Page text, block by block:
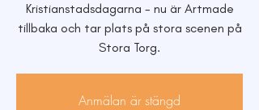
Kristianstadsdagarna - nu är Artmade
tillbaka och tar plats på stora scenen på
Stora Torg.
Anmälan är stängd